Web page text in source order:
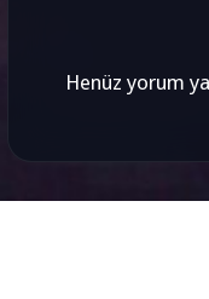
Henüz yorum